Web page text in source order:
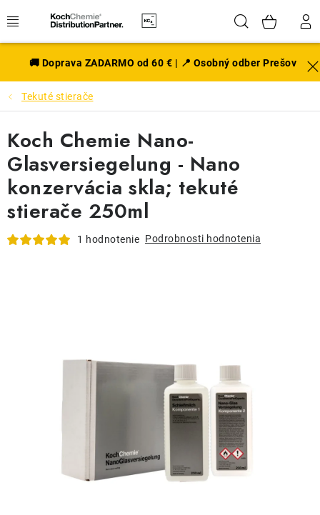
na
Hľadať
EXTERIÉR
DISKY A PNEU
INTERIÉR
PRÍSLUŠENSTVO
VÔNE DO AUTA
VÝHODNÉ SADY
DARČEKOVÉ POUKAZY
🚚 Doprava ZADARMO od 60 € | 📍 Osobný odber Prešov
Tekuté stierače
Koch Chemie Nano-
Glasversiegelung - Nano
konzervácia skla; tekuté
stierače 250ml
1 hodnotenie Podrobnosti hodnotenia